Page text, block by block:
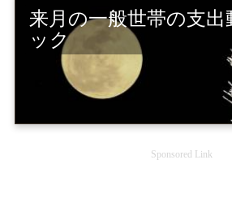
来月の一般世帯の支出
ック
Sponsored Link